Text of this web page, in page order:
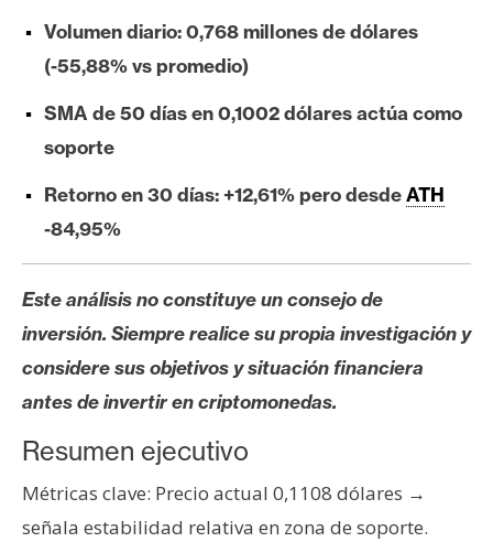
m
I
A
A
l
i
s
s
N
o
Volumen diario: 0,768 millones de dólares
(-55,88% vs promedio)
SMA de 50 días en 0,1002 dólares actúa como
soporte
Retorno en 30 días: +12,61% pero desdeATH
-84,95%
Este análisis no constituye un consejo de
inversión. Siempre realice su propia investigación y
considere sus objetivos y situación financiera
antes de invertir en criptomonedas.
Resumen ejecutivo
Métricas clave: Precio actual 0,1108 dólares →
señala estabilidad relativa en zona de soporte.